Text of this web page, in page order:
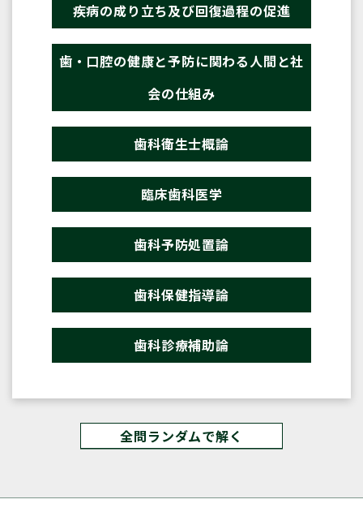
疾病の成り立ち及び回復過程の促進
歯・口腔の健康と予防に関わる人間と社
会の仕組み
歯科衛生士概論
臨床歯科医学
歯科予防処置論
歯科保健指導論
歯科診療補助論
全問ランダムで解く